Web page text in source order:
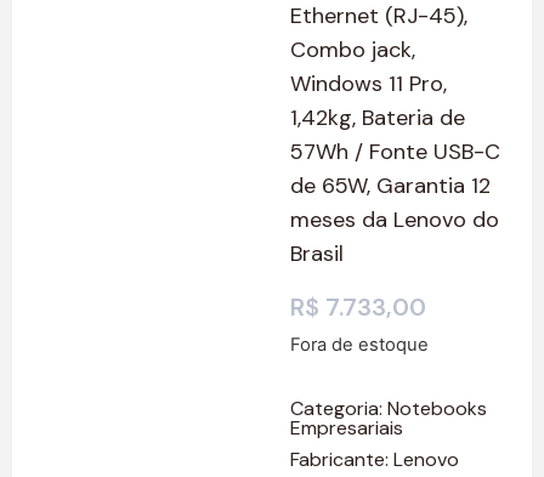
Ethernet (RJ-45),
Combo jack,
Windows 11 Pro,
1,42kg, Bateria de
57Wh / Fonte USB-C
de 65W, Garantia 12
meses da Lenovo do
Brasil
R$ 7.733,00
Fora de estoque
Categoria:Notebooks
Empresariais
Fabricante:Lenovo